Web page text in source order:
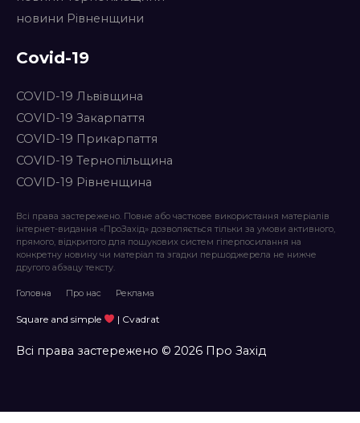
новини Рівненщини
Covid-19
COVID-19 Львівщина
COVID-19 Закарпаття
COVID-19 Прикарпаття
COVID-19 Тернопільщина
COVID-19 Рівненщина
Всі права застережено. Повне або часткове використання матеріалів
інтернет-видання «ПроЗахід» дозволяється тільки за умови активного,
прямого, відкритого для пошукових систем гіперпосилання на
конкретну новину чи матеріал та згадки першоджерела не нижче
другого абзацу тексту.
Головна Про нас Реклама
Square and simple | Cvadrat
Всі права застережено © 2026 Про Захід